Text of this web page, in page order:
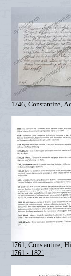
1746, Constantine,
1761, Constantine,
1761 - 1821